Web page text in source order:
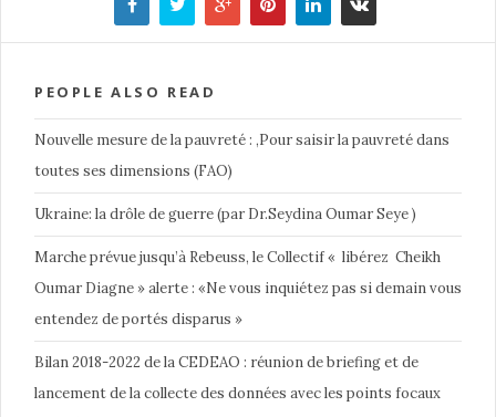
PEOPLE ALSO READ
Nouvelle mesure de la pauvreté : ,Pour saisir la pauvreté dans
toutes ses dimensions (FAO)
Ukraine: la drôle de guerre (par Dr.Seydina Oumar Seye )
Marche prévue jusqu’à Rebeuss, le Collectif « libérez Cheikh
Oumar Diagne » alerte : «Ne vous inquiétez pas si demain vous
entendez de portés disparus »
Bilan 2018-2022 de la CEDEAO : réunion de briefing et de
lancement de la collecte des données avec les points focaux